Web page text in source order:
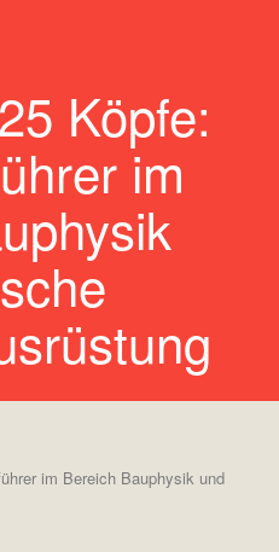
Köpfe:
im
im Bereich Bauphysik und